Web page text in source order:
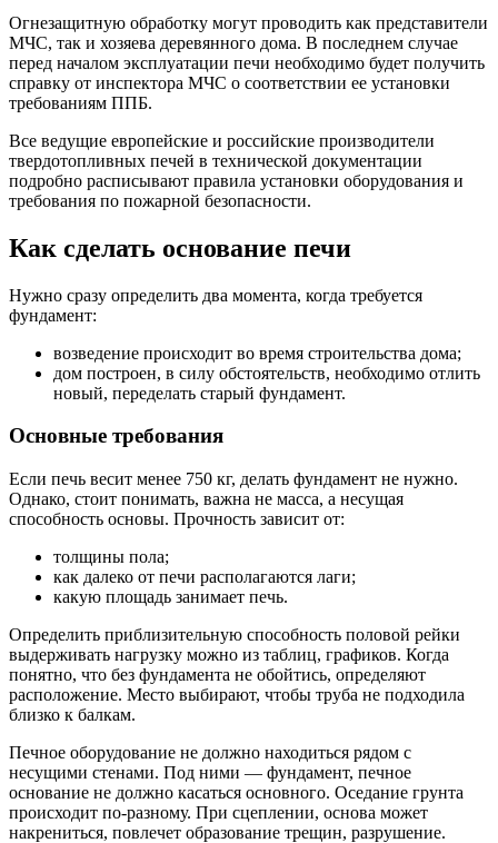
Огнезащитную обработку могут проводить как представители
МЧС, так и хозяева деревянного дома. В последнем случае
перед началом эксплуатации печи необходимо будет получить
справку от инспектора МЧС о соответствии ее установки
требованиям ППБ.
Все ведущие европейские и российские производители
твердотопливных печей в технической документации
подробно расписывают правила установки оборудования и
требования по пожарной безопасности.
Как сделать основание печи
Нужно сразу определить два момента, когда требуется
фундамент:
возведение происходит во время строительства дома;
дом построен, в силу обстоятельств, необходимо отлить
новый, переделать старый фундамент.
Основные требования
Если печь весит менее 750 кг, делать фундамент не нужно.
Однако, стоит понимать, важна не масса, а несущая
способность основы. Прочность зависит от:
толщины пола;
как далеко от печи располагаются лаги;
какую площадь занимает печь.
Определить приблизительную способность половой рейки
выдерживать нагрузку можно из таблиц, графиков. Когда
понятно, что без фундамента не обойтись, определяют
расположение. Место выбирают, чтобы труба не подходила
близко к балкам.
Печное оборудование не должно находиться рядом с
несущими стенами. Под ними — фундамент, печное
основание не должно касаться основного. Оседание грунта
происходит по-разному. При сцеплении, основа может
накрениться, повлечет образование трещин, разрушение.